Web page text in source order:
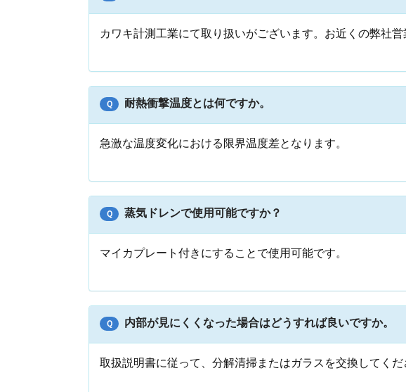
カワキ計測工業にて取り扱いがございます。お近くの弊社
Ｑ 耐熱衝撃温度とは何ですか。
急激な温度変化における限界温度差となります。
Ｑ 蒸気ドレンで使用可能ですか？
マイカプレート付きにすることで使用可能です。
Ｑ 内部が見にくくなった場合はどうすれば良いですか。
取扱説明書に従って、分解清掃またはガラスを交換してくだ